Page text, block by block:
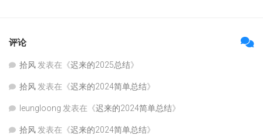
评论
拾风 发表在《迟来的2025总结》
拾风 发表在《迟来的2024简单总结》
leungloong 发表在《迟来的2024简单总结》
拾风 发表在《迟来的2024简单总结》